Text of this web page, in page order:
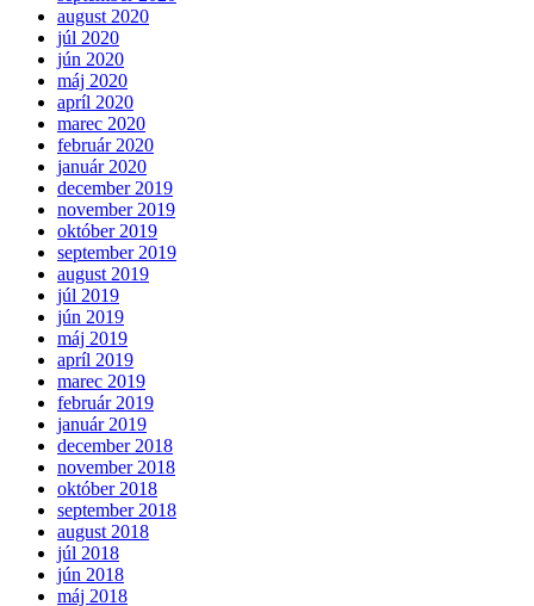
august 2020
júl 2020
jún 2020
máj 2020
apríl 2020
marec 2020
február 2020
január 2020
december 2019
november 2019
október 2019
september 2019
august 2019
júl 2019
jún 2019
máj 2019
apríl 2019
marec 2019
február 2019
január 2019
december 2018
november 2018
október 2018
september 2018
august 2018
júl 2018
jún 2018
máj 2018